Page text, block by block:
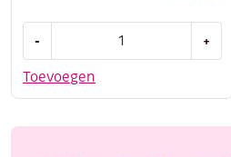
Toevoegen
-
fijn
+